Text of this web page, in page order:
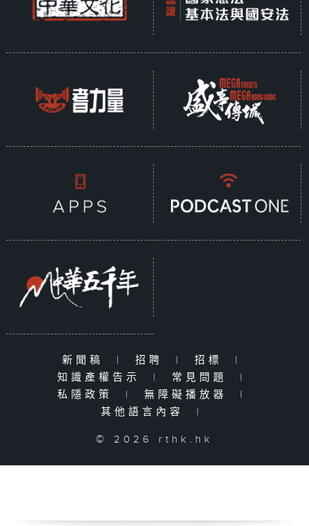
新聞稿 | 招聘 | 招標
|
知識產權告示
| 常見問題
|
私隱政策
| 無障礙播放器
|
其他語言內容
|
© 2026 rthk.hk